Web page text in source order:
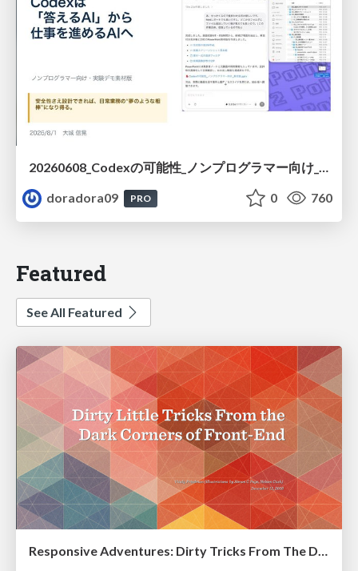
20260608_Codexの可能性_ノンプログラマー向け_大城追記
doradora09
PRO 0 760
Featured
See All Featured
Responsive Adventures: Dirty Tricks From The Dark Corners of Front-End